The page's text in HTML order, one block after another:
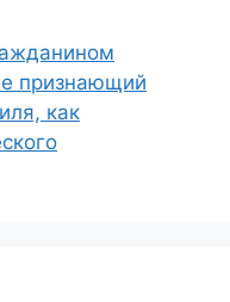
признающий
как